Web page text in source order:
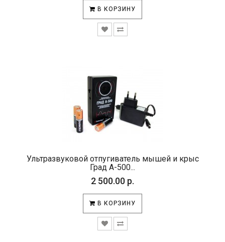
В КОРЗИНУ
Ультразвуковой отпугиватель мышей и крыс
Град А-500...
2 500.00 р.
В КОРЗИНУ